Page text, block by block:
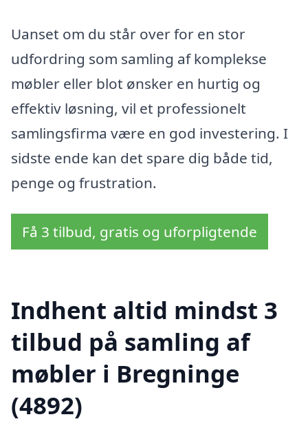
Uanset om du står over for en stor
udfordring som samling af komplekse
møbler eller blot ønsker en hurtig og
effektiv løsning, vil et professionelt
samlingsfirma være en god investering. I
sidste ende kan det spare dig både tid,
penge og frustration.
Få 3 tilbud, gratis og uforpligtende
Indhent altid mindst 3
tilbud på samling af
møbler i Bregninge
(4892)